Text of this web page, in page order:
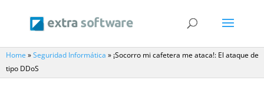
Home »Seguridad Informática » ¡Socorro mi cafetera me ataca!: El ataque de
tipo DDoS